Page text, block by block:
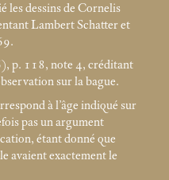
les dessins de Cornelis
Lambert Schatter et
p. 118, note 4, créditant
sur la bague.
à l’âge indiqué sur
pas un argument
étant donné que
avaient exactement le